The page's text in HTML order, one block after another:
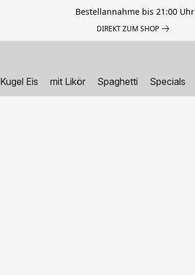
Bestellannahme bis 21:00 Uhr
DIREKT ZUM SHOP
Kugel Eis mit Likör Spaghetti Specials